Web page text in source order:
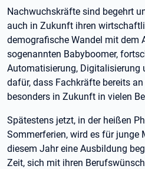
Nachwuchskräfte sind begehrt
auch in Zukunft ihren
demografische Wandel mit dem
sogenannten Babyboomer,
Automatisierung, Digitalisierung
dafür, dass Fachkräfte bereits
besonders in Zukunft in vielen
Spätestens jetzt, in der heißen
Sommerferien, wird es für junge
diesem Jahr eine Ausbildung
Zeit, sich mit ihren